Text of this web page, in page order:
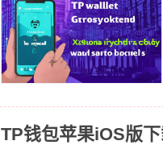
TP钱包苹果iOS版